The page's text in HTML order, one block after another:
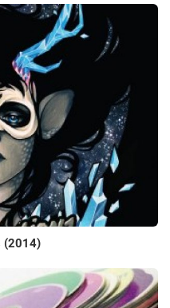
(2014)